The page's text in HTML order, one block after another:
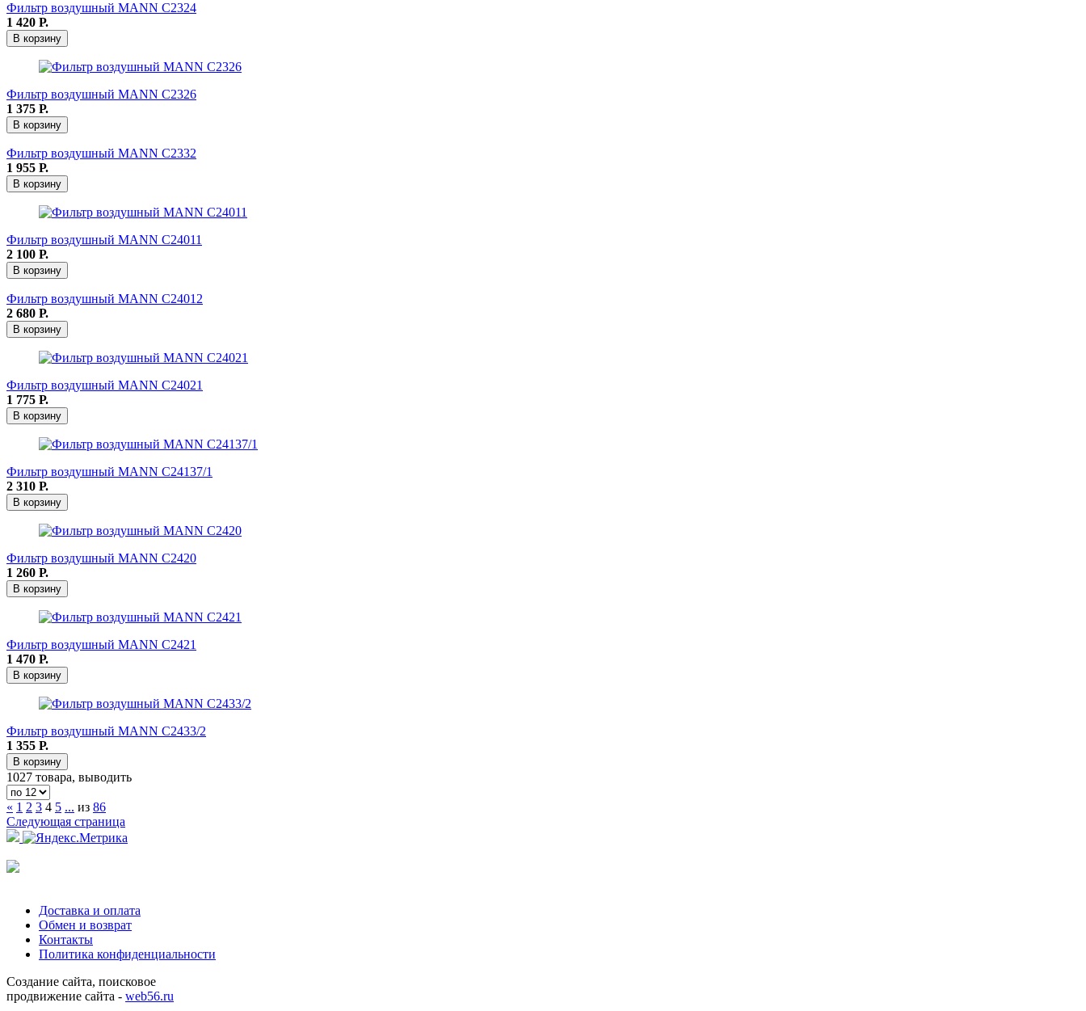
Фильтр воздушный MANN C2324
1 420 Р.
В корзину
Фильтр воздушный MANN C2326
1 375 Р.
В корзину
Фильтр воздушный MANN C2332
1 955 Р.
В корзину
Фильтр воздушный MANN C24011
2 100 Р.
В корзину
Фильтр воздушный MANN C24012
2 680 Р.
В корзину
Фильтр воздушный MANN C24021
1 775 Р.
В корзину
Фильтр воздушный MANN C24137/1
2 310 Р.
В корзину
Фильтр воздушный MANN C2420
1 260 Р.
В корзину
Фильтр воздушный MANN C2421
1 470 Р.
В корзину
Фильтр воздушный MANN C2433/2
1 355 Р.
В корзину
1027 товара, выводить
« 1 2 3 4 5 ... из 86
Следующая страница
Доставка и оплата
Обмен и возврат
Контакты
Политика конфиденциальности
Создание сайта, поисковое
продвижение сайта - web56.ru